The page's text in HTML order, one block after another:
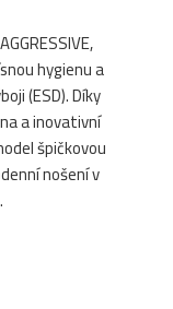
hygienu a
(ESD). Díky
a inovativní
špičkovou
nošení v